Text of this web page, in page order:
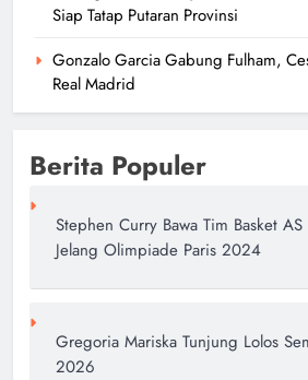
Siap Tatap Putaran Provinsi
Gonzalo Garcia Gabung Fulham,
Real Madrid
Berita Populer
Stephen Curry Bawa Tim Basket
Jelang Olimpiade Paris 2024
Gregoria Mariska Tunjung Lolos
2026